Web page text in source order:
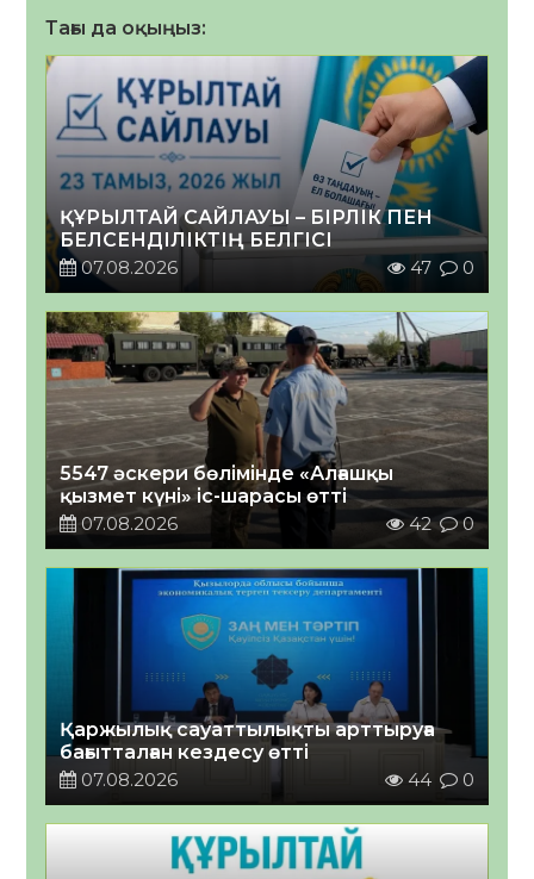
Тағы да оқыңыз:
ҚҰРЫЛТАЙ САЙЛАУЫ – БІРЛІК ПЕН
БЕЛСЕНДІЛІКТІҢ БЕЛГІСІ
07.08.2026
47 0
5547 әскери бөлімінде «Алғашқы
қызмет күні» іс-шарасы өтті
07.08.2026
42 0
Қаржылық сауаттылықты арттыруға
бағытталған кездесу өтті
07.08.2026
44 0